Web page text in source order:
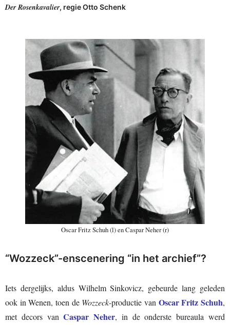
Der Rosenkavalier, regie Otto Schenk
Oscar Fritz Schuh (l) en Caspar Neher (r)
“Wozzeck”-enscenering “in het archief”?
Iets dergelijks, aldus Wilhelm Sinkovicz, gebeurde lang geleden
ook in Wenen, toen de Wozzeck-productie van Oscar Fritz Schuh,
met decors vanCaspar Neher, in de onderste bureaula werd